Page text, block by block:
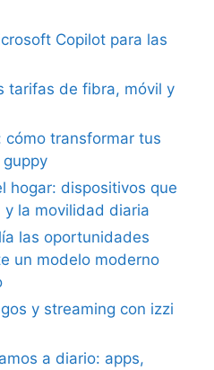
Copilot para las
tarifas de fibra, móvil y
transformar tus
hogar: dispositivos que
la movilidad diaria
las oportunidades
un modelo moderno
y streaming con izzi
a diario: apps,